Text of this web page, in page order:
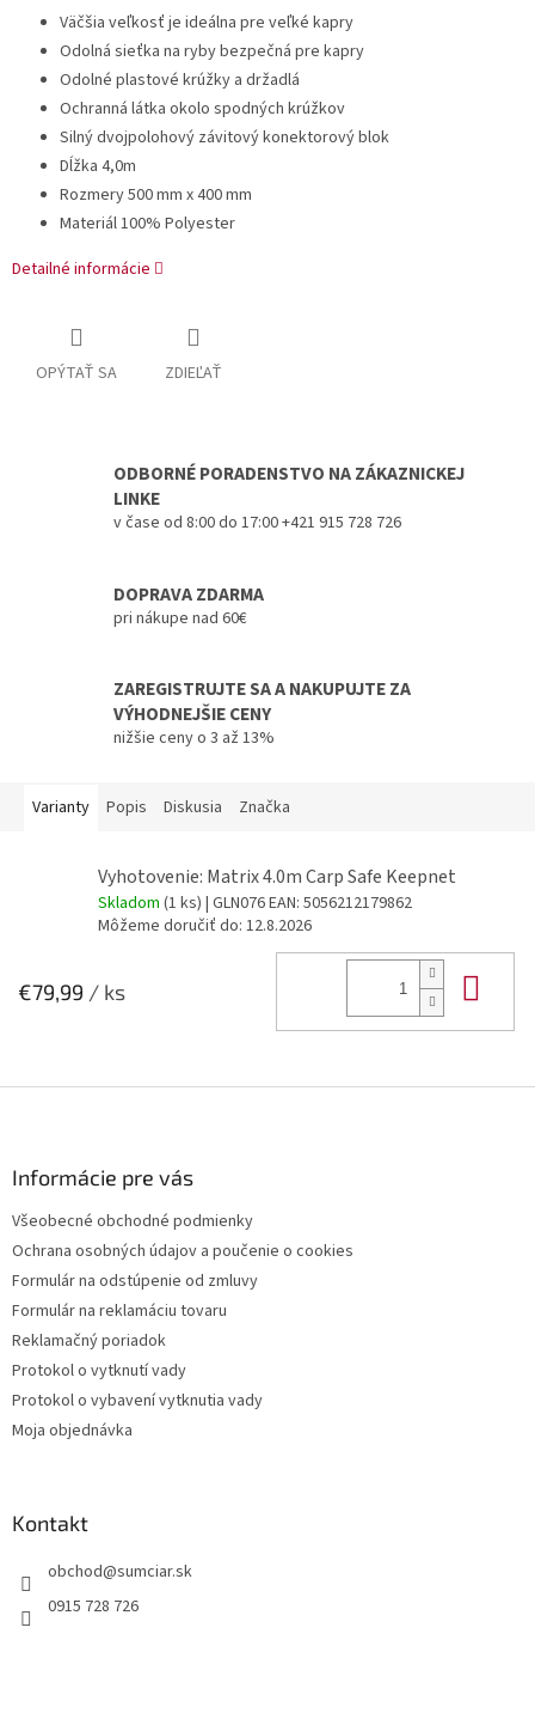
Väčšia veľkosť je ideálna pre veľké kapry
Odolná sieťka na ryby bezpečná pre kapry
Odolné plastové krúžky a držadlá
Ochranná látka okolo spodných krúžkov
Silný dvojpolohový závitový konektorový blok
Dĺžka 4,0m
Rozmery 500 mm x 400 mm
Materiál 100% Polyester
Detailné informácie
OPÝTAŤ SA ZDIEĽAŤ
ODBORNÉ PORADENSTVO NA ZÁKAZNICKEJ
LINKE
v čase od 8:00 do 17:00 +421 915 728 726
DOPRAVA ZDARMA
pri nákupe nad 60€
ZAREGISTRUJTE SA A NAKUPUJTE ZA
VÝHODNEJŠIE CENY
nižšie ceny o 3 až 13%
Varianty Popis Diskusia Značka
Vyhotovenie: Matrix 4.0m Carp Safe Keepnet
Skladom (1 ks) | GLN076EAN: 5056212179862
Môžeme doručiť do: 12.8.2026
€79,99 / ks
Informácie pre vás
Všeobecné obchodné podmienky
Ochrana osobných údajov a poučenie o cookies
Formulár na odstúpenie od zmluvy
Formulár na reklamáciu tovaru
Reklamačný poriadok
Protokol o vytknutí vady
Protokol o vybavení vytknutia vady
Moja objednávka
Kontakt
obchod@sumciar.sk
0915 728 726